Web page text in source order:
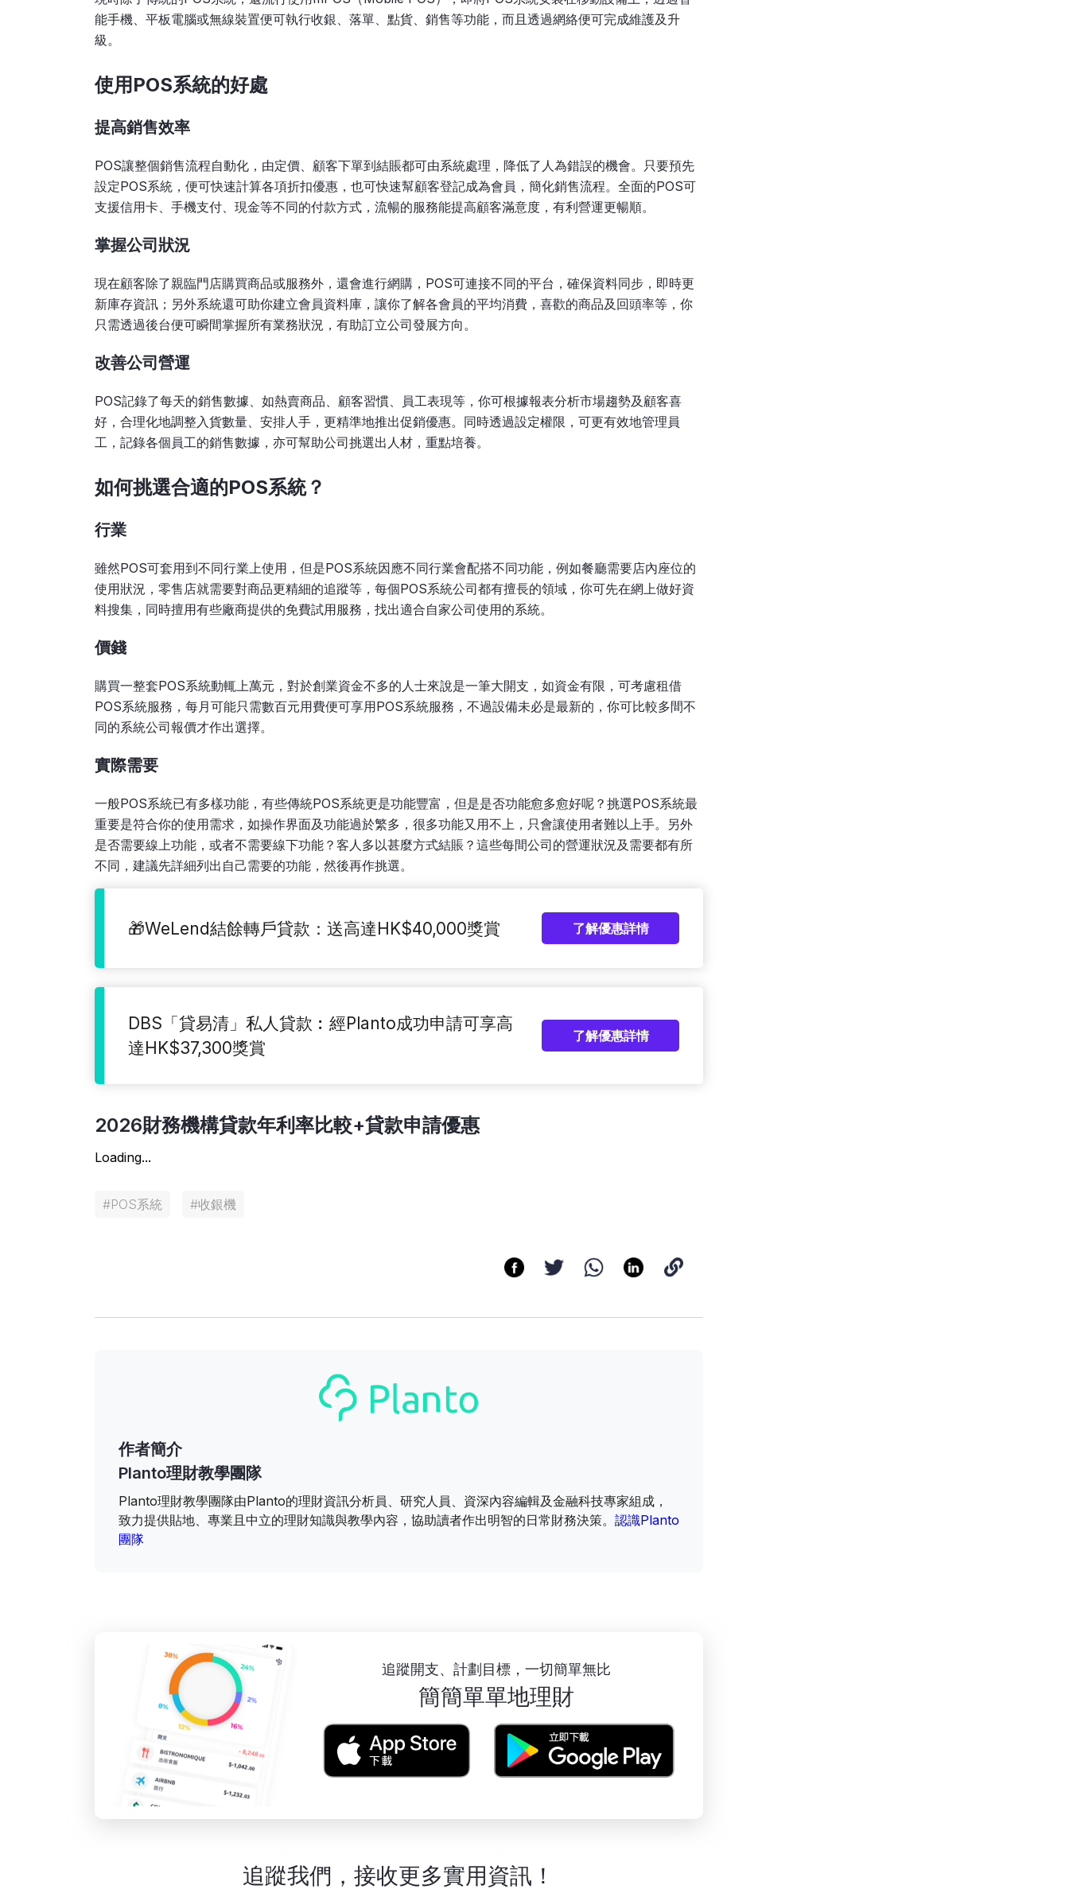
能手機、平板電腦或無線裝置便可執行收銀、落單、點貨、銷售等功能，而且透過網絡便可完成維護及升
級。
使用POS系統的好處
提高銷售效率
POS讓整個銷售流程自動化，由定價、顧客下單到結賬都可由系統處理，降低了人為錯誤的機會。只要預先
設定POS系統，便可快速計算各項折扣優惠，也可快速幫顧客登記成為會員，簡化銷售流程。全面的POS可
支援信用卡、手機支付、現金等不同的付款方式，流暢的服務能提高顧客滿意度，有利營運更暢順。
掌握公司狀況
現在顧客除了親臨門店購買商品或服務外，還會進行網購，POS可連接不同的平台，確保資料同步，即時更
新庫存資訊；另外系統還可助你建立會員資料庫，讓你了解各會員的平均消費，喜歡的商品及回頭率等，你
只需透過後台便可瞬間掌握所有業務狀況，有助訂立公司發展方向。
改善公司營運
POS記錄了每天的銷售數據、如熱賣商品、顧客習慣、員工表現等，你可根據報表分析市場趨勢及顧客喜
好，合理化地調整入貨數量、安排人手，更精準地推出促銷優惠。同時透過設定權限，可更有效地管理員
工，記錄各個員工的銷售數據，亦可幫助公司挑選出人材，重點培養。
如何挑選合適的POS系統？
行業
雖然POS可套用到不同行業上使用，但是POS系統因應不同行業會配搭不同功能，例如餐廳需要店內座位的
使用狀況，零售店就需要對商品更精細的追蹤等，每個POS系統公司都有擅長的領域，你可先在網上做好資
料搜集，同時擅用有些廠商提供的免費試用服務，找出適合自家公司使用的系統。
價錢
購買一整套POS系統動輒上萬元，對於創業資金不多的人士來說是一筆大開支，如資金有限，可考慮租借
POS系統服務，每月可能只需數百元用費便可享用POS系統服務，不過設備未必是最新的，你可比較多間不
同的系統公司報價才作出選擇。
實際需要
一般POS系統已有多樣功能，有些傳統POS系統更是功能豐富，但是是否功能愈多愈好呢？挑選POS系統最
重要是符合你的使用需求，如操作界面及功能過於繁多，很多功能又用不上，只會讓使用者難以上手。另外
是否需要線上功能，或者不需要線下功能？客人多以甚麼方式結賬？這些每間公司的營運狀況及需要都有所
不同，建議先詳細列出自己需要的功能，然後再作挑選。
🎁WeLend結餘轉戶貸款：送高達HK$40,000獎賞 了解優惠詳情
DBS「貸易清」私人貸款︰經Planto成功申請可享高
達HK$37,300獎賞
了解優惠詳情
2026財務機構貸款年利率比較+貸款申請優惠
Loading...
#POS系統 #收銀機
作者簡介
Planto理財教學團隊
Planto理財教學團隊由Planto的理財資訊分析員、研究人員、資深內容編輯及金融科技專家組成，
致力提供貼地、專業且中立的理財知識與教學內容，協助讀者作出明智的日常財務決策。 認識Planto
團隊
追蹤開支、計劃目標，一切簡單無比
簡簡單單地理財
追蹤我們，接收更多實用資訊！